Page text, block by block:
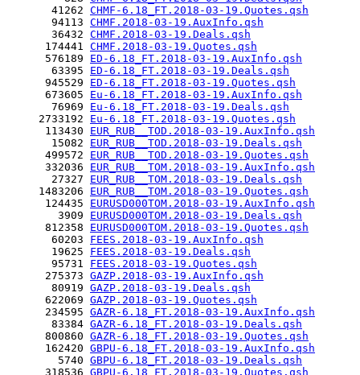
       41262
CHMF-6.18_FT.2018-03-19.Quotes.qsh
       94113
CHMF.2018-03-19.AuxInfo.qsh
       36432
CHMF.2018-03-19.Deals.qsh
      174441
CHMF.2018-03-19.Quotes.qsh
      576189
ED-6.18_FT.2018-03-19.AuxInfo.qsh
       63395
ED-6.18_FT.2018-03-19.Deals.qsh
      945529
ED-6.18_FT.2018-03-19.Quotes.qsh
      673605
Eu-6.18_FT.2018-03-19.AuxInfo.qsh
       76969
Eu-6.18_FT.2018-03-19.Deals.qsh
     2733192
Eu-6.18_FT.2018-03-19.Quotes.qsh
      113430
EUR_RUB__TOD.2018-03-19.AuxInfo.qsh
       15082
EUR_RUB__TOD.2018-03-19.Deals.qsh
      499572
EUR_RUB__TOD.2018-03-19.Quotes.qsh
      332036
EUR_RUB__TOM.2018-03-19.AuxInfo.qsh
       27327
EUR_RUB__TOM.2018-03-19.Deals.qsh
     1483206
EUR_RUB__TOM.2018-03-19.Quotes.qsh
      124435
EURUSD000TOM.2018-03-19.AuxInfo.qsh
        3909
EURUSD000TOM.2018-03-19.Deals.qsh
      812358
EURUSD000TOM.2018-03-19.Quotes.qsh
       60203
FEES.2018-03-19.AuxInfo.qsh
       19625
FEES.2018-03-19.Deals.qsh
       95731
FEES.2018-03-19.Quotes.qsh
      275373
GAZP.2018-03-19.AuxInfo.qsh
       80919
GAZP.2018-03-19.Deals.qsh
      622069
GAZP.2018-03-19.Quotes.qsh
      234595
GAZR-6.18_FT.2018-03-19.AuxInfo.qsh
       83384
GAZR-6.18_FT.2018-03-19.Deals.qsh
      800860
GAZR-6.18_FT.2018-03-19.Quotes.qsh
      162420
GBPU-6.18_FT.2018-03-19.AuxInfo.qsh
        5740
GBPU-6.18_FT.2018-03-19.Deals.qsh
      318536
GBPU-6.18_FT.2018-03-19.Quotes.qsh